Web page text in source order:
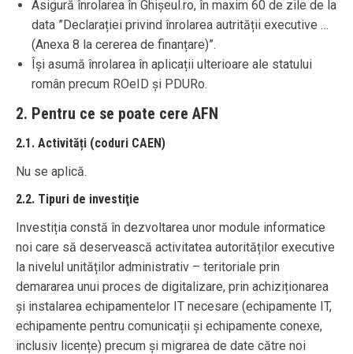
Asigură înrolarea în Ghișeul.ro, în maxim 60 de zile de la
data ”Declarației privind înrolarea autrității executive …
(Anexa 8 la cererea de finanțare)”.
Își asumă înrolarea în aplicații ulterioare ale statului
român precum ROeID și PDURo.
2. Pentru ce se poate cere AFN
2.1. Activități (coduri CAEN)
Nu se aplică.
2.2. Tipuri de investiţie
Investiția constă în dezvoltarea unor module informatice
noi care să deservească activitatea autorităților executive
la nivelul unităților administrativ – teritoriale prin
demararea unui proces de digitalizare, prin achiziționarea
și instalarea echipamentelor IT necesare (echipamente IT,
echipamente pentru comunicații și echipamente conexe,
inclusiv licențe) precum și migrarea de date către noi